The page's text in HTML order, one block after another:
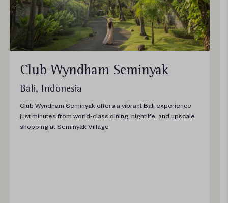
Club Wyndham Seminyak
Bali, Indonesia
Club Wyndham Seminyak offers a vibrant Bali experience
just minutes from world-class dining, nightlife, and upscale
shopping at Seminyak Village